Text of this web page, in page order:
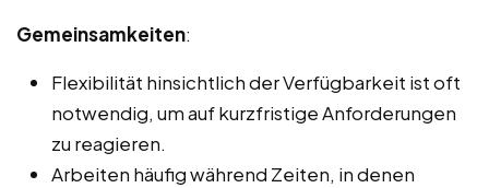
Gemeinsamkeiten:
Flexibilität hinsichtlich der Verfügbarkeit ist oft
notwendig, um auf kurzfristige Anforderungen
zu reagieren.
Arbeiten häufig während Zeiten, in denen